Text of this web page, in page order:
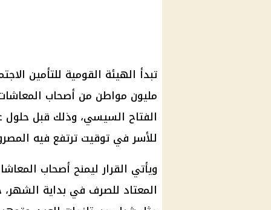
مليون مواطن من أصحاب
الفتاح السيسي، وذلك قبل حلول
للأسر في توقيت ترتفع فيه
ويأتي القرار ليمنح أصحاب
المعتاد للصرف في بداية